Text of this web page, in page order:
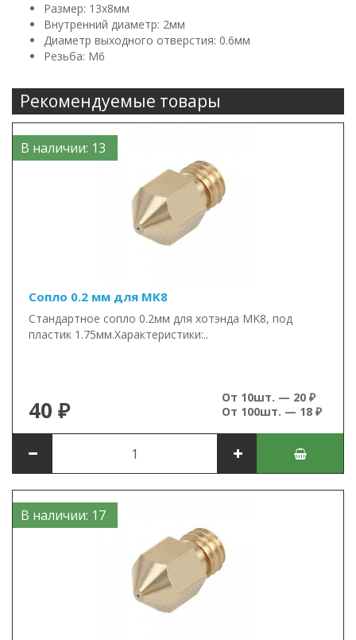
Размер: 13х8мм
Внутренний диаметр: 2мм
Диаметр выходного отверстия: 0.6мм
Резьба: М6
Рекомендуемые товары
В наличии: 13
Сопло 0.2 мм для MK8
Стандартное сопло 0.2мм для хотэнда MK8, под
пластик 1.75мм.Характеристики:..
40 ₽
От 10шт. — 20 ₽
От 100шт. — 18 ₽
В наличии: 17